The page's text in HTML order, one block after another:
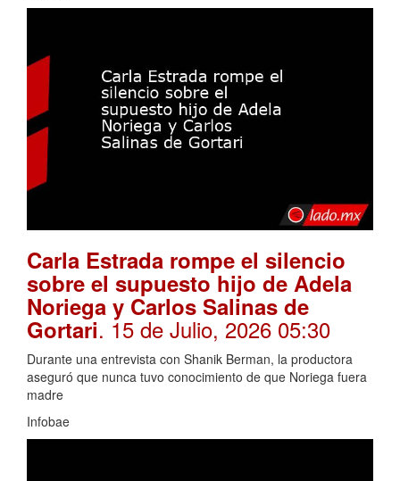
Carla Estrada rompe el silencio
sobre el supuesto hijo de Adela
Noriega y Carlos Salinas de
Gortari. 15 de Julio, 2026 05:30
Durante una entrevista con Shanik Berman, la productora
aseguró que nunca tuvo conocimiento de que Noriega fuera
madre
Infobae